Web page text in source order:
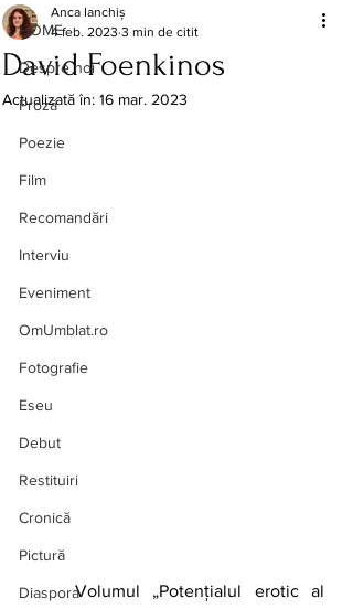
HOME
Despre noi
Proză
Poezie
Film
Recomandări
Interviu
Eveniment
OmUmblat.ro
Fotografie
Eseu
Debut
Restituiri
Cronică
Pictură
Diaspora
David Foenkinos
Anca Ianchiș
4 feb. 2023 3 min de citit
Actualizată în: 16 mar. 2023
Volumul „Potențialul erotic al